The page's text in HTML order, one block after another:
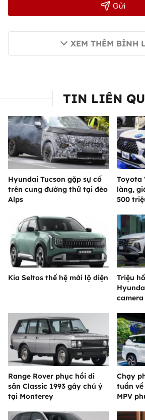
Gửi
XEM THÊM BÌNH
TIN LIÊN
Hyundai Tucson gặp sự cố
trên cung đường thử tại đèo
Alps
Toyota
làng,
500
Kia Seltos thế hệ mới lộ diện
Triệu
camera
Range Rover phục hồi di
sản Classic 1993 gây chú ý
tại Monterey
Chạy
tuần về
MPV